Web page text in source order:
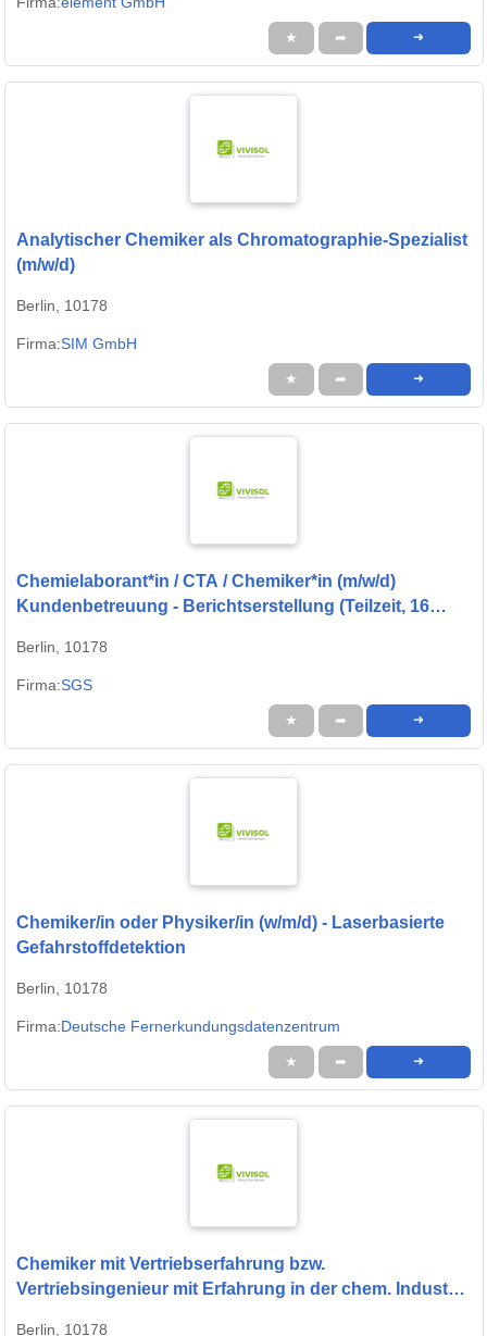
★ ➦ ➜
Analytischer Chemiker als Chromatographie-Spezialist
(m/w/d)
Berlin, 10178
Firma:SIM GmbH
★ ➦ ➜
Chemielaborant*in / CTA / Chemiker*in (m/w/d)
Kundenbetreuung - Berichtserstellung (Teilzeit, 16
Berlin, 10178
Firma:SGS
★ ➦ ➜
Chemiker/in oder Physiker/in (w/m/d) - Laserbasierte
Gefahrstoffdetektion
Berlin, 10178
Firma:Deutsche Fernerkundungsdatenzentrum
★ ➦ ➜
Chemiker mit Vertriebserfahrung bzw.
Vertriebsingenieur mit Erfahrung in der chem. Industrie
Berlin, 10178